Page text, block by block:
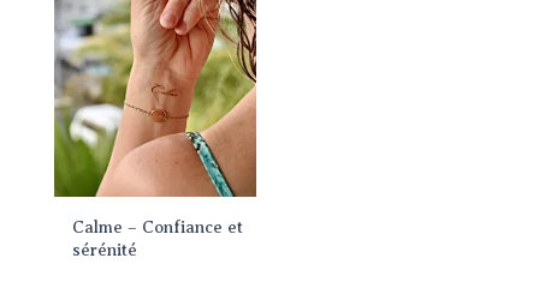
Calme – Confiance et
sérénité